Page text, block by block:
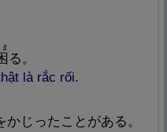
ま
る。
là rắc rối.
かじったことがある。